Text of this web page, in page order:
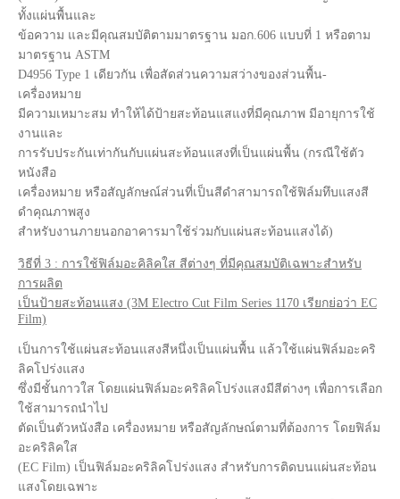
ทั้งแผ่นพื้นและ
ข้อความ และมีคุณสมบัติตามมาตรฐาน มอก.606 แบบที่ 1 หรือตาม
มาตรฐาน ASTM
D4956 Type 1 เดียวกัน เพื่อสัดส่วนความสว่างของส่วนพื้น-
เครื่องหมาย
มีความเหมาะสม ทำให้ได้ป้ายสะท้อนแสแงที่มีคุณภาพ มีอายุการใช้
งานและ
การรับประกันเท่ากันกับแผ่นสะท้อนแสงที่เป็นแผ่นพื้น (กรณีใช้ตัว
หนังสือ
เครื่องหมาย หรือสัญลักษณ์ส่วนที่เป็นสีดำสามารถใช้ฟิล์มทึบแสงสี
ดำคุณภาพสูง
สำหรับงานภายนอกอาคารมาใช้ร่วมกับแผ่นสะท้อนแสงได้)
วิธีที่ 3 : การใช้ฟิล์มอะคิลิคใส สีต่างๆ ที่มีคุณสมบัติเฉพาะสำหรับ
การผลิต
เป็นป้ายสะท้อนแสง (3M Electro Cut Film Series 1170 เรียกย่อว่า EC
Film)
เป็นการใช้แผ่นสะท้อนแสงสีหนึ่งเป็นแผ่นพื้น แล้วใช้แผ่นฟิล์มอะคริ
ลิคโปร่งแสง
ซึ่งมีชั้นกาวใส โดยแผ่นฟิล์มอะคริลิคโปร่งแสงมีสีต่างๆ เพื่อการเลือก
ใช้สามารถนำไป
ตัดเป็นตัวหนังสือ เครื่องหมาย หรือสัญลักษณ์ตามที่ต้องการ โดยฟิล์ม
อะคริลิคใส
(EC Film) เป็นฟิล์มอะคริลิคโปร่งแสง สำหรับการติดบนแผ่นสะท้อน
แสงโดยเฉพาะ